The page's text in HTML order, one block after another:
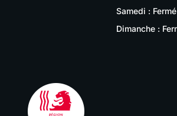
Samedi : Fermé
Dimanche :